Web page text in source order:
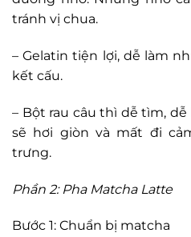
tránh vị chua.
– Gelatin tiện lợi, dễ làm
kết cấu.
– Bột rau câu thì dễ tìm,
sẽ hơi giòn và mất đi
trưng.
Phần 2: Pha Matcha Latte
Bước 1: Chuẩn bị matcha